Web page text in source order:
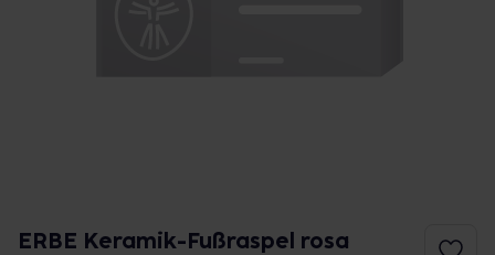
ERBE Keramik-Fußraspel rosa